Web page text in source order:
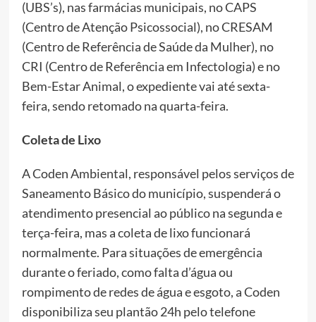
(UBS’s), nas farmácias municipais, no CAPS
(Centro de Atenção Psicossocial), no CRESAM
(Centro de Referência de Saúde da Mulher), no
CRI (Centro de Referência em Infectologia) e no
Bem-Estar Animal, o expediente vai até sexta-
feira, sendo retomado na quarta-feira.
Coleta de Lixo
A Coden Ambiental, responsável pelos serviços de
Saneamento Básico do município, suspenderá o
atendimento presencial ao público na segunda e
terça-feira, mas a coleta de lixo funcionará
normalmente. Para situações de emergência
durante o feriado, como falta d’água ou
rompimento de redes de água e esgoto, a Coden
disponibiliza seu plantão 24h pelo telefone